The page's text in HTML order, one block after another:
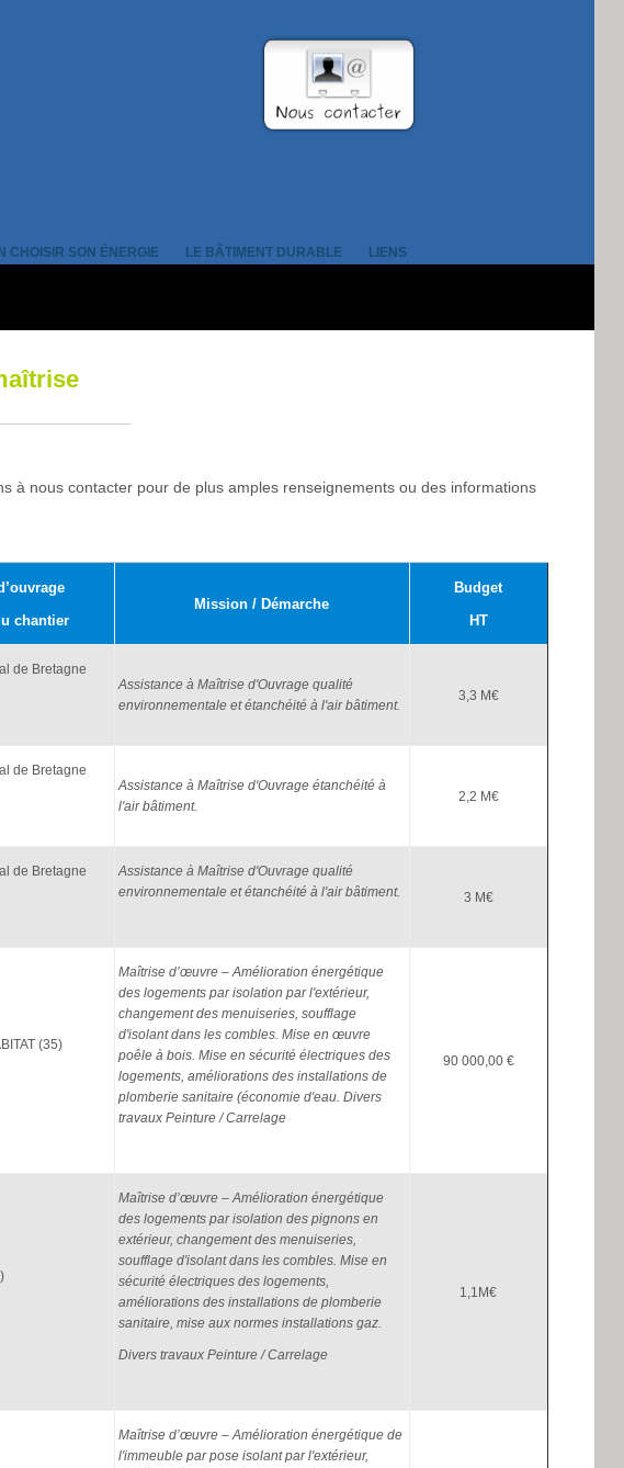
CHOISIR SON ÉNERGIE LE BÂTIMENT DURABLE LIENS
à nous contacter pour de plus amples renseignements ou des informations
chantier
Mission / Démarche
Budget
HT
de Bretagne
Assistance à Maîtrise d'Ouvrage qualité
environnementale et étanchéité à l'air bâtiment.
3,3 M€
de Bretagne
Assistance à Maîtrise d'Ouvrage étanchéité à
l'air bâtiment.
2,2 M€
de Bretagne
Assistance à Maîtrise d'Ouvrage qualité
environnementale et étanchéité à l'air bâtiment.
3 M€
(35)
Maîtrise d’œuvre – Amélioration énergétique
des logements par isolation par l'extérieur,
changement des menuiseries, soufflage
d'isolant dans les combles. Mise en œuvre
poêle à bois. Mise en sécurité électriques des
logements, améliorations des installations de
plomberie sanitaire (économie d'eau. Divers
travaux Peinture / Carrelage
90 000,00 €
Maîtrise d’œuvre – Amélioration énergétique
des logements par isolation des pignons en
extérieur, changement des menuiseries,
soufflage d'isolant dans les combles. Mise en
sécurité électriques des logements,
améliorations des installations de plomberie
sanitaire, mise aux normes installations gaz.
Divers travaux Peinture / Carrelage
1,1M€
Maîtrise d’œuvre – Amélioration énergétique de
l'immeuble par pose isolant par l'extérieur,